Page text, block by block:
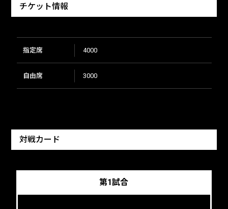
チケット情報
指定席 4000
自由席 3000
対戦カード
第1試合